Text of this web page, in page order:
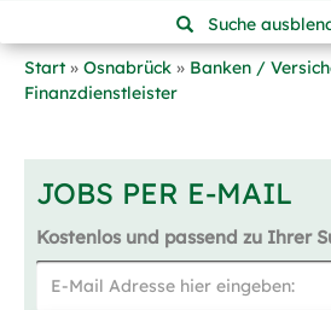
Suche
Start
Osnabrück
Banken /
Finanzdienstleister
JOBS PER E-MAIL
Kostenlos und passend zu Ihrer